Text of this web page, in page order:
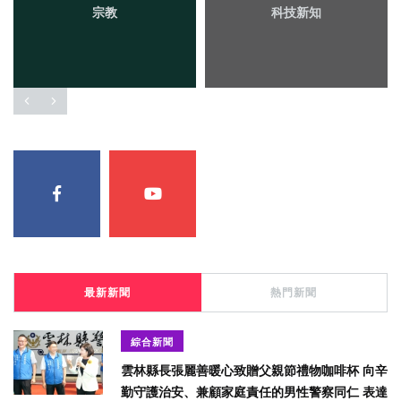
宗教 科技新知
最新新聞 熱門新聞
綜合新聞
雲林縣長張麗善暖心致贈父親節禮物咖啡杯 向辛
勤守護治安、兼顧家庭責任的男性警察同仁 表達